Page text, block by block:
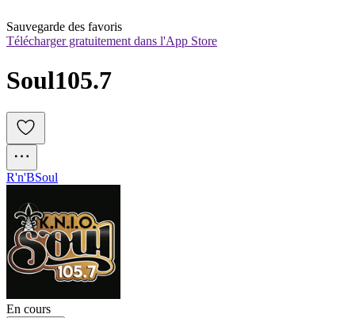
Sauvegarde des favoris
Télécharger gratuitement dans l'App Store
Soul105.7
R'n'BSoul
En cours